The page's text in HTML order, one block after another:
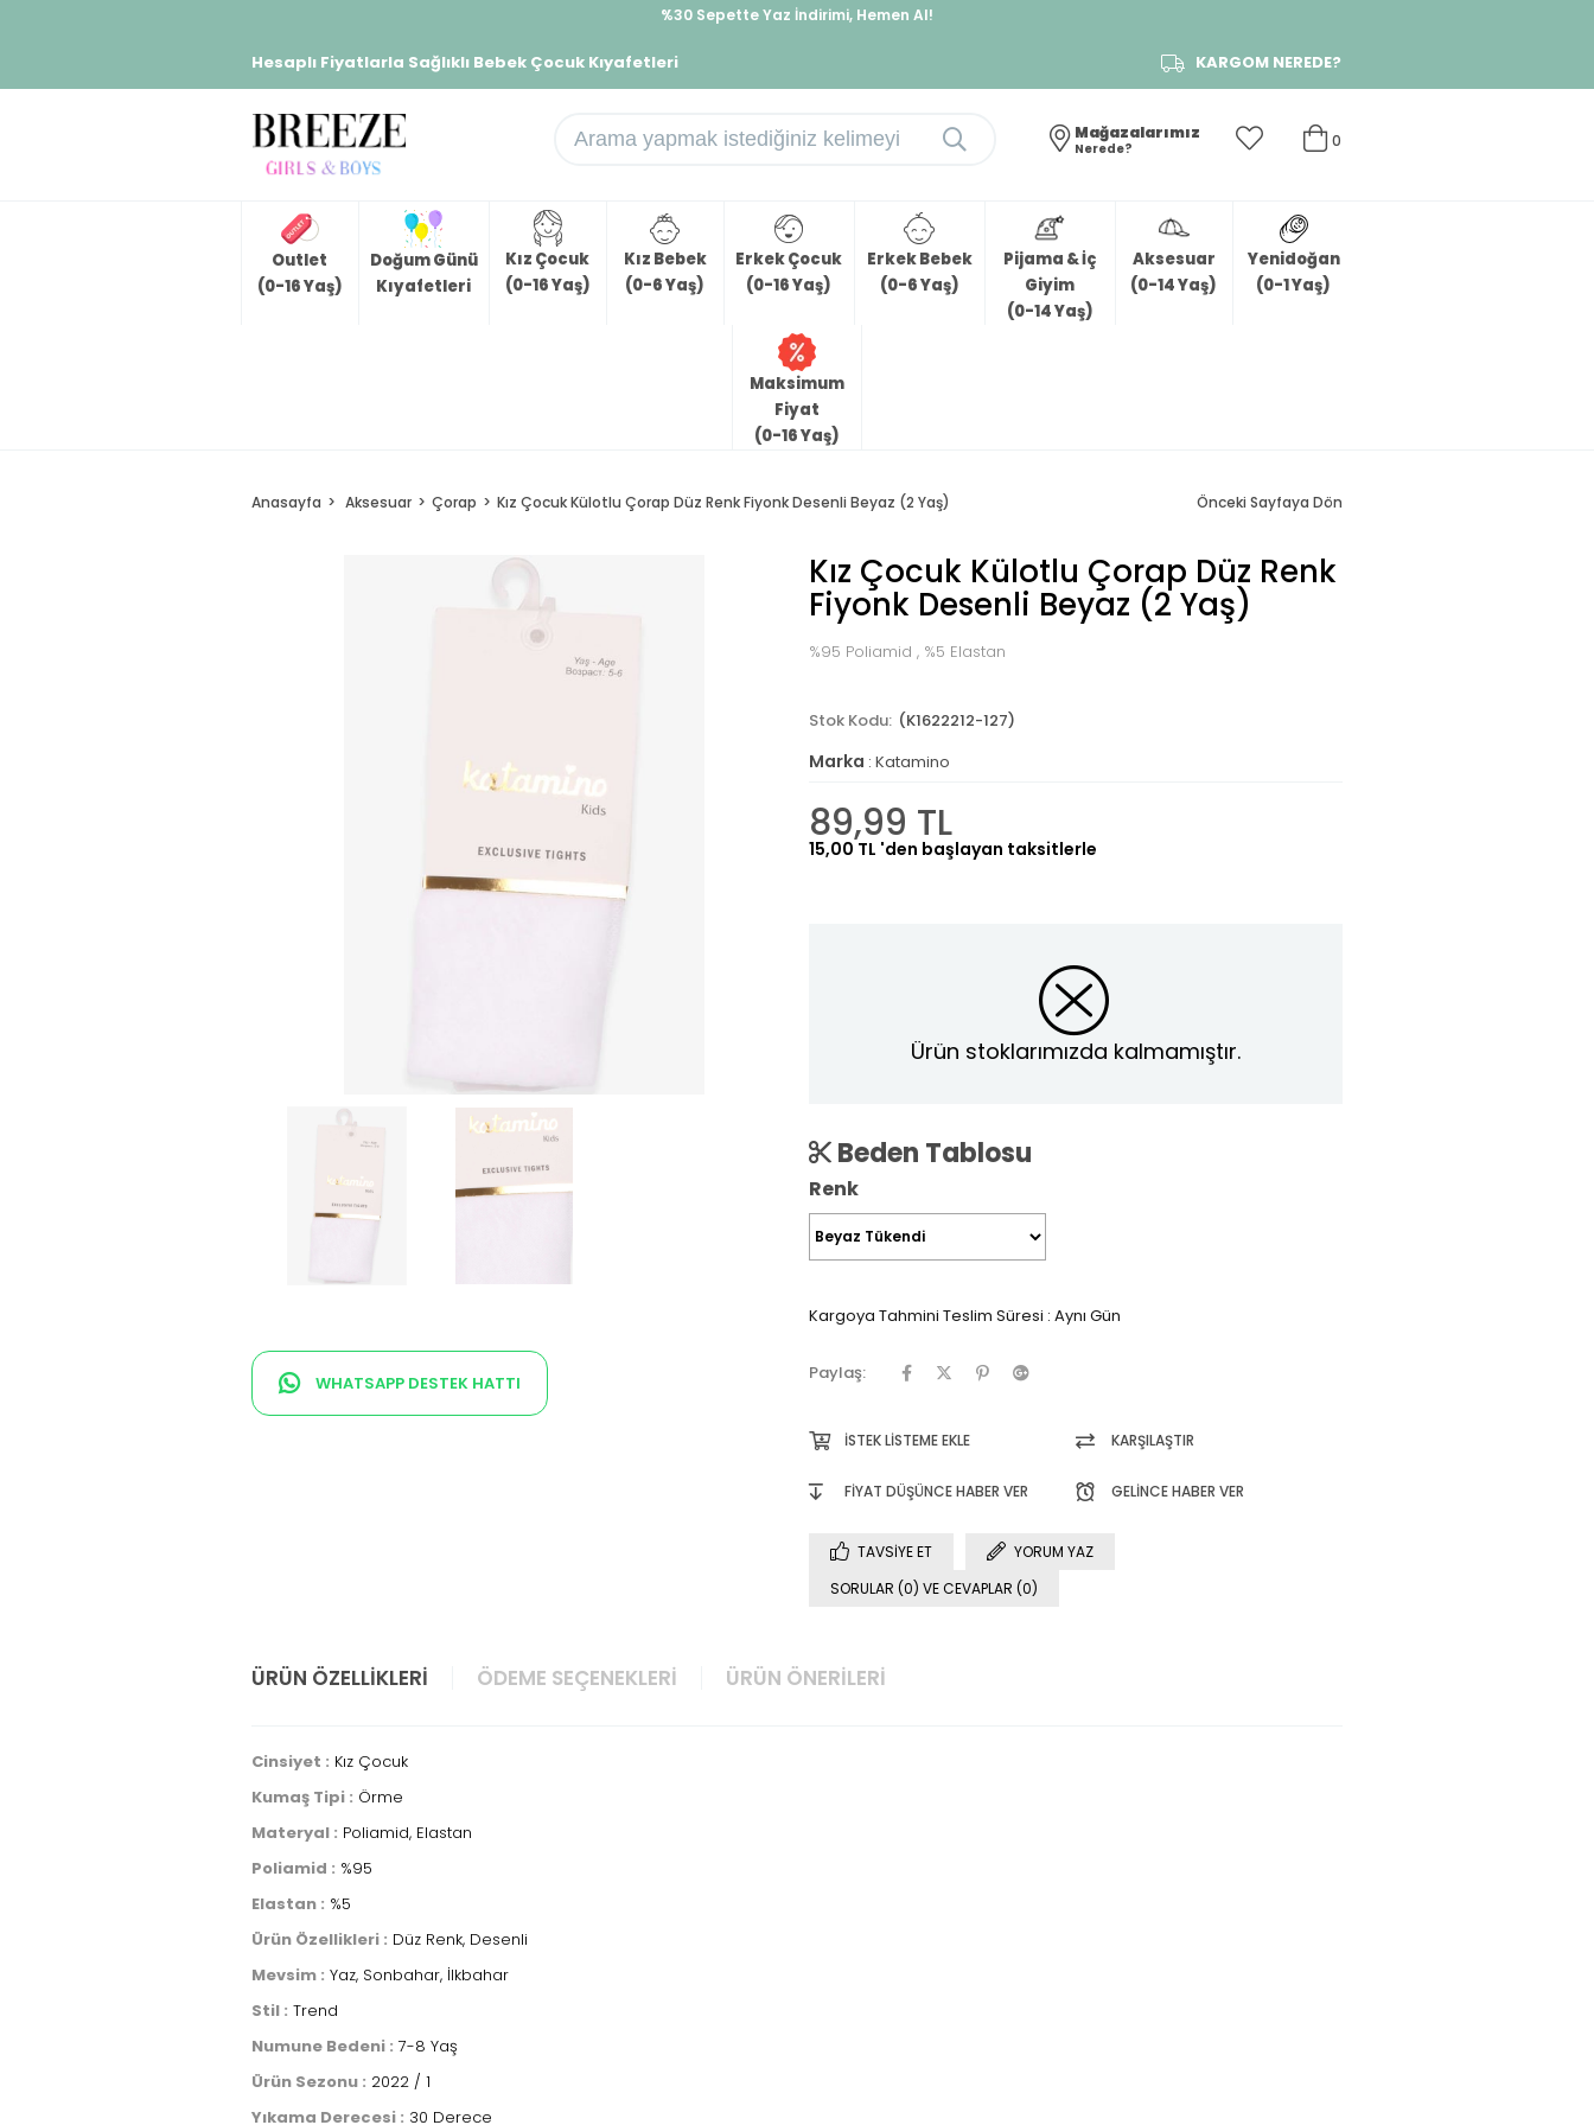
%30 Sepette Yaz İndirimi, Hemen Al!
Hesaplı Fiyatlarla Sağlıklı Bebek Çocuk Kıyafetleri KARGOM NEREDE?
0
Mağazalarımız
Nerede?
Outlet
(0-16 Yaş)
Doğum Günü
Kıyafetleri
Kız Çocuk
(0-16 Yaş)
Kız Bebek
(0-6 Yaş)
Erkek Çocuk
(0-16 Yaş)
Erkek Bebek
(0-6 Yaş)
Pijama & İç
Giyim
(0-14 Yaş)
Aksesuar
(0-14 Yaş)
Yenidoğan
(0-1 Yaş)
Maksimum
Fiyat
(0-16 Yaş)
Anasayfa Aksesuar Çorap Kız Çocuk Külotlu Çorap Düz Renk Fiyonk Desenli Beyaz (2 Yaş) Önceki Sayfaya Dön
WHATSAPP DESTEK HATTI
Kız Çocuk Külotlu Çorap Düz Renk
Fiyonk Desenli Beyaz (2 Yaş)
%95 Poliamid , %5 Elastan
(K1622212-127)
Marka : Katamino
89,99 TL
15,00 TL 'den başlayan taksitlerle
Ürün stoklarımızda kalmamıştır.
Beden Tablosu
Renk
Kargoya Tahmini Teslim Süresi : Aynı Gün
Paylaş:
İSTEK LISTEME EKLE KARŞILAŞTIR
FIYAT DÜŞÜNCE HABER VER GELINCE HABER VER
TAVSIYE ET
YORUM YAZ
SORULAR (0) VE CEVAPLAR (0)
ÜRÜN ÖZELLIKLERI ÖDEME SEÇENEKLERI ÜRÜN ÖNERILERI
Cinsiyet : Kız Çocuk
Kumaş Tipi : Örme
Materyal : Poliamid, Elastan
Poliamid : %95
Elastan : %5
Ürün Özellikleri : Düz Renk, Desenli
Mevsim : Yaz, Sonbahar, İlkbahar
Stil : Trend
Numune Bedeni : 7-8 Yaş
Ürün Sezonu : 2022 / 1
Yıkama Derecesi : 30 Derece